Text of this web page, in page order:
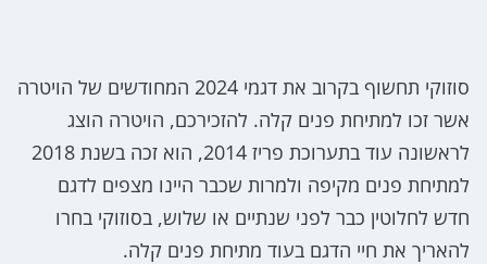
סוזוקי תחשוף בקרוב את דגמי 2024 המחודשים של הויטרה
אשר זכו למתיחת פנים קלה. להזכירכם, הויטרה הוצג
לראשונה עוד בתערוכת פריז 2014, הוא זכה בשנת 2018
למתיחת פנים מקיפה ולמרות שכבר היינו מצפים לדגם
חדש לחלוטין כבר לפני שנתיים או שלוש, בסוזוקי בחרו
להאריך את חיי הדגם בעוד מתיחת פנים קלה.